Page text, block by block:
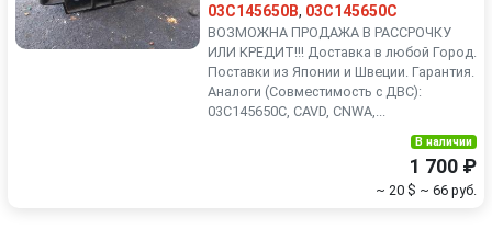
03C145650B, 03C145650C
ВОЗМОЖНА ПРОДАЖА В РАССРОЧКУ
ИЛИ КРЕДИТ!!! Доставка в любой Город.
Поставки из Японии и Швеции. Гарантия.
Аналоги (Совместимость с ДВС):
03C145650C, CAVD, CNWA,...
В наличии
1 700 ₽
~ 20 $ ~ 66 руб.